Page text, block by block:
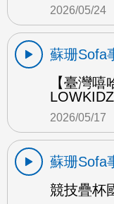
2026/05/24
蘇珊Sofa
【臺灣
2026/05/17
蘇珊Sofa
競技疊杯